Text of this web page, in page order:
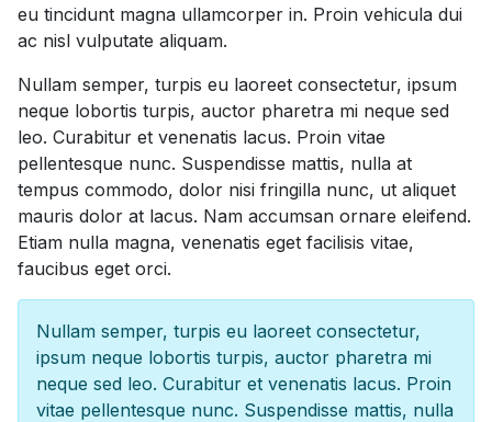
eu tincidunt magna ullamcorper in. Proin vehicula dui
ac nisl vulputate aliquam.
Nullam semper, turpis eu laoreet consectetur, ipsum
neque lobortis turpis, auctor pharetra mi neque sed
leo. Curabitur et venenatis lacus. Proin vitae
pellentesque nunc. Suspendisse mattis, nulla at
tempus commodo, dolor nisi fringilla nunc, ut aliquet
mauris dolor at lacus. Nam accumsan ornare eleifend.
Etiam nulla magna, venenatis eget facilisis vitae,
faucibus eget orci.
Nullam semper, turpis eu laoreet consectetur,
ipsum neque lobortis turpis, auctor pharetra mi
neque sed leo. Curabitur et venenatis lacus. Proin
vitae pellentesque nunc. Suspendisse mattis, nulla